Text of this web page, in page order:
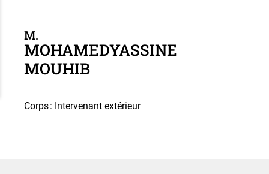
M.
MOHAMEDYASSINE
MOUHIB
Corps: Intervenant extérieur